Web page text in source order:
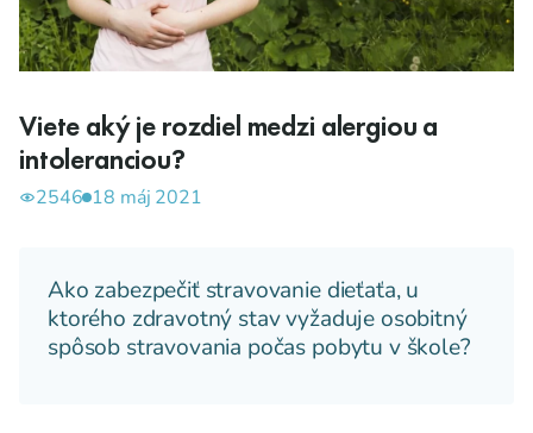
Viete aký je rozdiel medzi alergiou a
intoleranciou?
2546 18 máj 2021
Ako zabezpečiť stravovanie dieťaťa, u
ktorého zdravotný stav vyžaduje osobitný
spôsob stravovania počas pobytu v škole?